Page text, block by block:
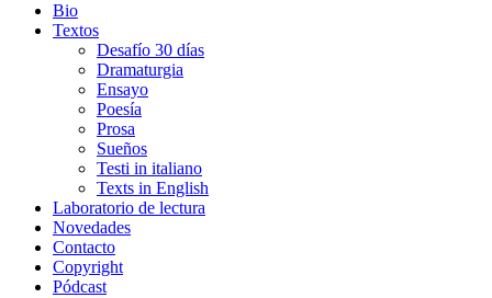
Bio
Textos
Desafío 30 días
Dramaturgia
Ensayo
Poesía
Prosa
Sueños
Testi in italiano
Texts in English
Laboratorio de lectura
Novedades
Contacto
Copyright
Pódcast